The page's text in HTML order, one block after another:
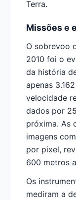
Terra.
Missões e
O sobrevoo
2010 foi o
da história
apenas
velocidade
dados por
próxima. As
imagens
por pixel,
600 metros
Os
mediram a